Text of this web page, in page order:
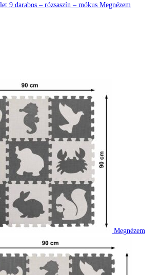
Megnézem
Megnézem